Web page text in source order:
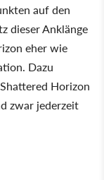
auf den
dieser Anklänge
eher wie
Dazu
Horizon
zwar jederzeit